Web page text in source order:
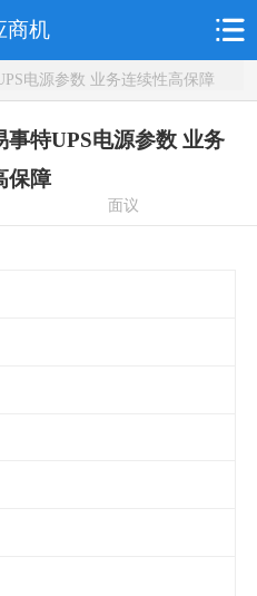
商机
电源参数 业务连续性高保障
事特UPS电源参数 业务
保障
面议